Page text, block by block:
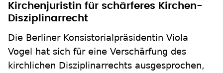
Kirchenjuristin für schärferes Kirchen-
Disziplinarrecht
Die Berliner Konsistorialpräsidentin Viola
Vogel hat sich für eine Verschärfung des
kirchlichen Disziplinarrechts ausgesprochen,